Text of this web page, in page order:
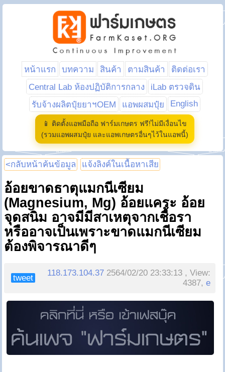
หน้าแรก บทความ สินค้า ตามสินค้า
ติดต่อเรา
Central Lab ห้องปฏิบัติการกลาง
iLab ตรวจดิน
รับจ้างผลิตปุ๋ยยาฯOEM
แอพผสมปุ๋ย English
📱 ติดตั้งแอพมือถือ ฟาร์มเกษตร ฟรี!ไม่มีเงื่อนไข
(รวมแอพผสมปุ๋ย และแอพเกษตรอื่นๆไว้ในแอพนี้)
<กลับหน้าค้นข้อมูล แจ้งลิงค์ในเนื้อหาเสีย
อ้อยขาดธาตุแมกนีเซียม
(Magnesium, Mg) อ้อยแคระ อ้อย
จุดสนิม อาจมีมีสาเหตุจากเชื้อรา
หรืออาจเป็นเพราะขาดแมกนีเซียม
ต้องพิจารณาดีๆ
tweet
118.173.104.37 2564/02/20 23:33:13 , View:
4387,e